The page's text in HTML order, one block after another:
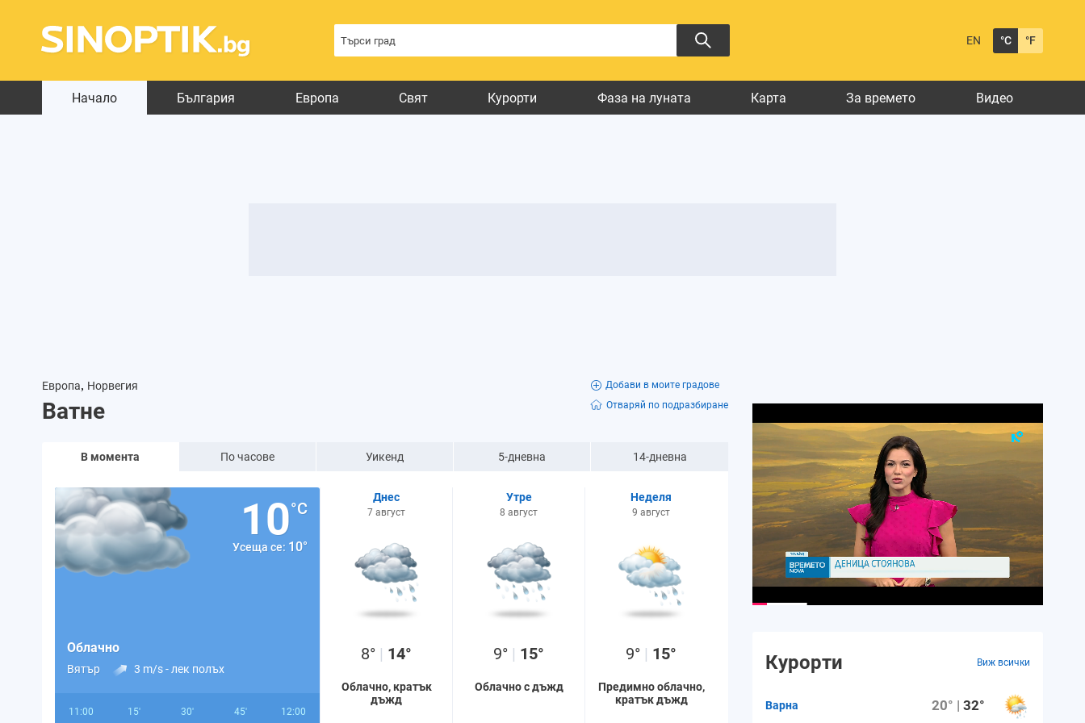
EN °C °F
Начало България Европа Свят Курорти Фаза на луната Карта За времето Видео
Европа, Норвегия
Ватне
Добави в моите градове
Отваряй по подразбиране
В момента По часове Уикенд 5-дневна 14-дневна
10°C
Усеща се: 10°
Облачно
Вятър 3 m/s - лек полъх
11:00 15' 30' 45' 12:00
Днес
7 август
8° | 14°
Облачно, кратък
дъжд
Утре
8 август
9° | 15°
Облачно с дъжд
Неделя
9 август
9° | 15°
Предимно облачно,
кратък дъжд
Курорти Виж всички
Варна 20° |32°